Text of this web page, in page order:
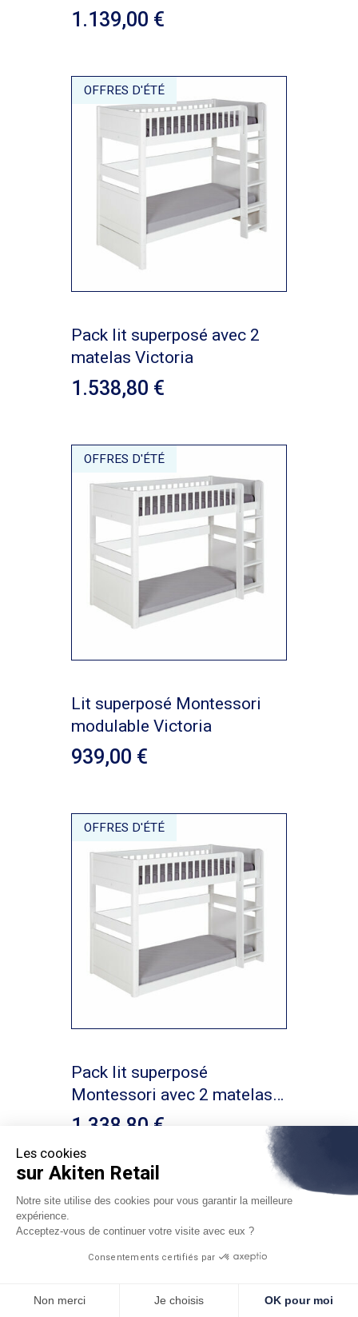
Les cookies
sur Akiten Retail
Notre site utilise des cookies pour vous garantir la meilleure
expérience.
Acceptez-vous de continuer votre visite avec eux ?
Consentements certifiés par
Non merci Je choisis OK pour moi
1.139,00
OFFRES D'ÉTÉ
Pack lit superposé avec 2
matelas Victoria
1.538,80
OFFRES D'ÉTÉ
Lit superposé Montessori
modulable Victoria
939,00
OFFRES D'ÉTÉ
Pack lit superposé
Montessori avec 2 matelas
Victoria
1.338,80
OFFRES D'ÉTÉ